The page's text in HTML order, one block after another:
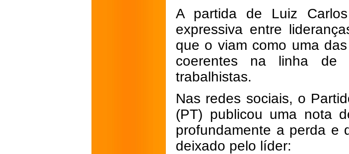
A partida de Luiz
expressiva entre
que o viam como uma
coerentes na linha de
trabalhistas.
Nas redes sociais, o
(PT) publicou uma nota
profundamente a perda e
deixado pelo líder: